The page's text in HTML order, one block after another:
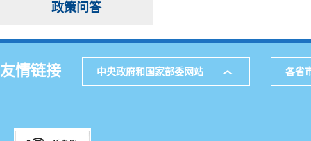
政策问答
友情链接 中央政府和国家部委网站 各省